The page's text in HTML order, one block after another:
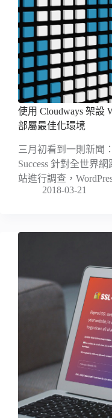
使用 Cloudways 架設
部屬最佳化環境
三月初看到一則新聞
Success 針對全世界
站進行調查，
2018-03-21